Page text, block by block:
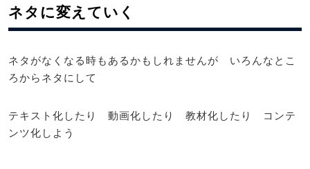
ネタに変えていく
ネタがなくなる時もあるかもしれませんが いろんなとこ
ろからネタにして
テキスト化したり 動画化したり 教材化したり コンテ
ンツ化しよう